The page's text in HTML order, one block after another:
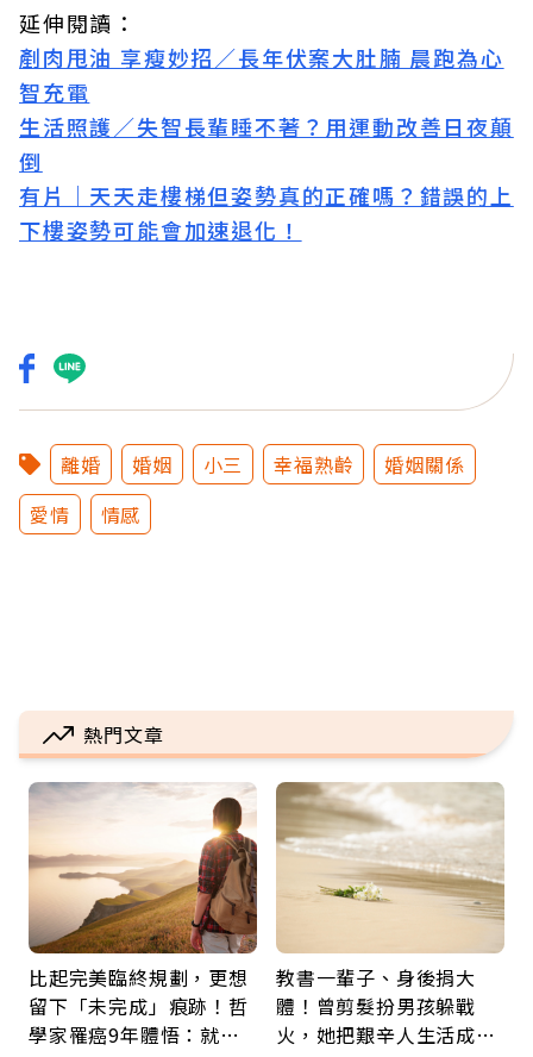
延伸閱讀：
剷肉甩油 享瘦妙招／長年伏案大肚腩 晨跑為心
智充電
生活照護／失智長輩睡不著？用運動改善日夜顛
倒
有片｜天天走樓梯但姿勢真的正確嗎？錯誤的上
下樓姿勢可能會加速退化！
離婚 婚姻 小三 幸福熟齡
婚姻關係
愛情
情感
熱門文章
比起完美臨終規劃，更想
留下「未完成」痕跡！哲
學家罹癌9年體悟：就算
教書一輩子、身後捐大
體！曾剪髮扮男孩躲戰
火，她把艱辛人生活成風